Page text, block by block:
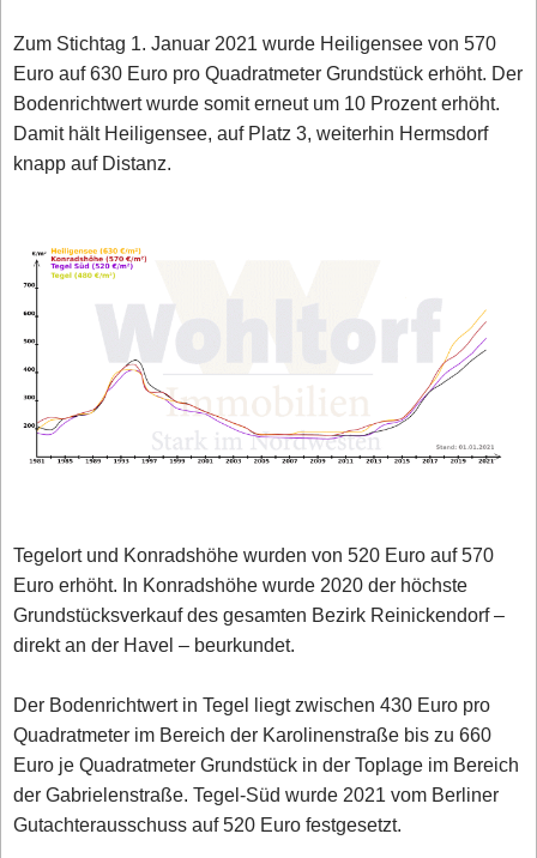
Zum Stichtag 1. Januar 2021 wurde Heiligensee von 570
Euro auf 630 Euro pro Quadratmeter Grundstück erhöht. Der
Bodenrichtwert wurde somit erneut um 10 Prozent erhöht.
Damit hält Heiligensee, auf Platz 3, weiterhin Hermsdorf
knapp auf Distanz.
Tegelort und Konradshöhe wurden von 520 Euro auf 570
Euro erhöht. In Konradshöhe wurde 2020 der höchste
Grundstücksverkauf des gesamten Bezirk Reinickendorf –
direkt an der Havel – beurkundet.
Der Bodenrichtwert in Tegel liegt zwischen 430 Euro pro
Quadratmeter im Bereich der Karolinenstraße bis zu 660
Euro je Quadratmeter Grundstück in der Toplage im Bereich
der Gabrielenstraße. Tegel-Süd wurde 2021 vom Berliner
Gutachterausschuss auf 520 Euro festgesetzt.